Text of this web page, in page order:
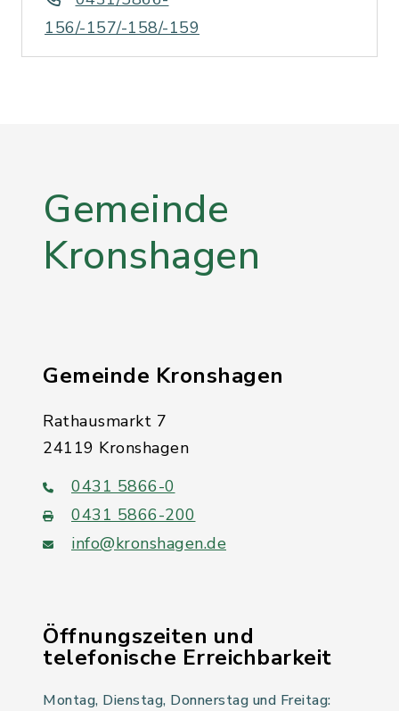
156/-157/-158/-159
Gemeinde
Kronshagen
Gemeinde Kronshagen
Rathausmarkt 7
24119 Kronshagen
0431 5866-0
0431 5866-200
info@kronshagen.de
Öffnungszeiten und
telefonische Erreichbarkeit
Montag, Dienstag, Donnerstag und Freitag: